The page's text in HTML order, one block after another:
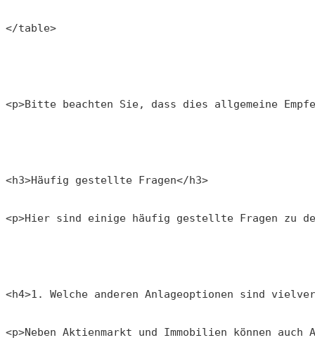
</table>
<p>Bitte beachten Sie, dass dies allgemeine
<h3>Häufig gestellte Fragen</h3>
<p>Hier sind einige häufig gestellte Fragen zu
<h4>1. Welche anderen Anlageoptionen sind
<p>Neben Aktienmarkt und Immobilien können